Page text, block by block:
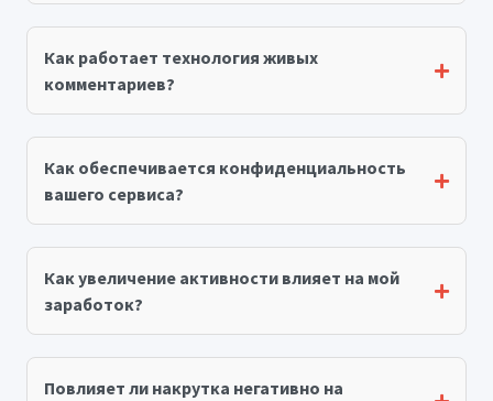
Как работает технология живых
комментариев?
Как обеспечивается конфиденциальность
вашего сервиса?
Как увеличение активности влияет на мой
заработок?
Повлияет ли накрутка негативно на